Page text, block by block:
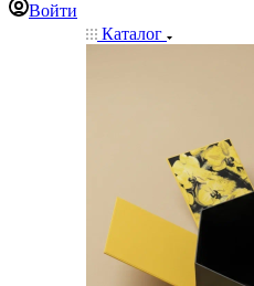
Войти
Каталог